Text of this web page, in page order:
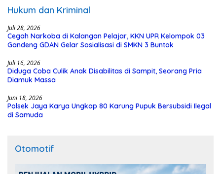
Hukum dan Kriminal
Juli 28, 2026
Cegah Narkoba di Kalangan Pelajar, KKN UPR Kelompok 03
Gandeng GDAN Gelar Sosialisasi di SMKN 3 Buntok
Juli 16, 2026
Diduga Coba Culik Anak Disabilitas di Sampit, Seorang Pria
Diamuk Massa
Juni 18, 2026
Polsek Jaya Karya Ungkap 80 Karung Pupuk Bersubsidi Ilegal
di Samuda
Otomotif